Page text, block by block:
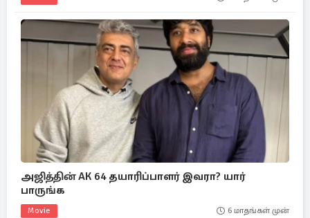
அஜித்தின் AK 64 தயாரிப்பாளர் இவரா? யார்
பாருங்க
Movie 6 மாதங்கள் முன்